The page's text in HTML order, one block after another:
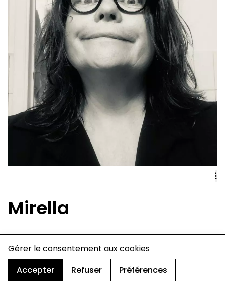
Gérer le consentement aux cookies
Accepter
Refuser Préférences
A A
Mirella
charte de confidentialité
mentions légales
cookies
design & développement :